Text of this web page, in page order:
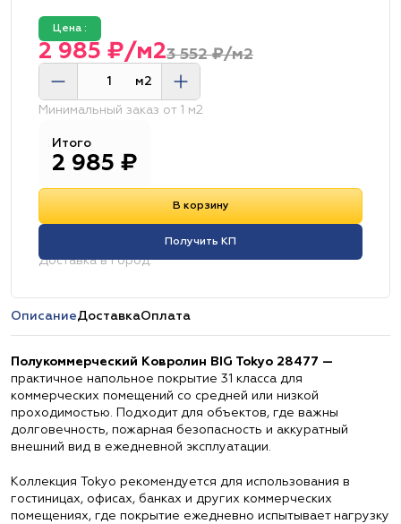
Цена :
3 552 ₽/м2
2 985 ₽/м2
м2
Минимальный заказ от 1 м2
Итого
2 985 ₽
В корзину
Получить КП
Доставка в город:
ОписаниеДоставкаОплата
Полукоммерческий Ковролин BIG Tokyo 28477 —
практичное напольное покрытие 31 класса для
коммерческих помещений со средней или низкой
проходимостью. Подходит для объектов, где важны
долговечность, пожарная безопасность и аккуратный
внешний вид в ежедневной эксплуатации.
Коллекция Tokyo рекомендуется для использования в
гостиницах, офисах, банках и других коммерческих
помещениях, где покрытие ежедневно испытывает нагрузку